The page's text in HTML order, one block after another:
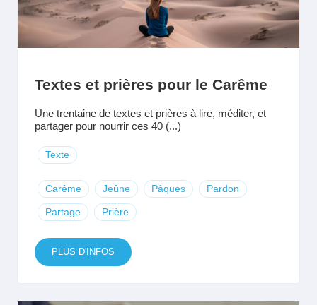
Textes et prières pour le Carême
Une trentaine de textes et prières à lire, méditer, et
partager pour nourrir ces 40 (...)
Texte
Carême Jeûne Pâques Pardon
Partage Prière
PLUS D'INFOS